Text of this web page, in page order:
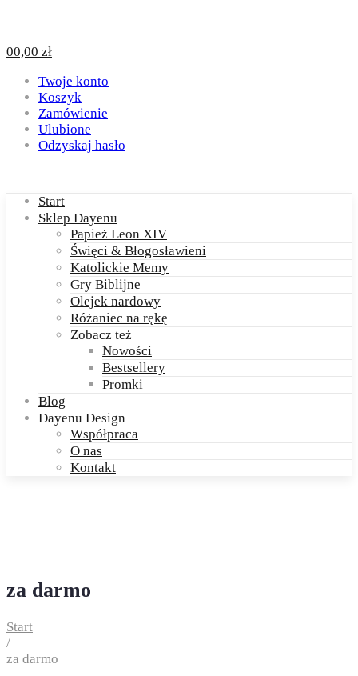
00,00 zł
Twoje konto
Koszyk
Zamówienie
Ulubione
Odzyskaj hasło
Start
Sklep Dayenu
Papież Leon XIV
Święci & Błogosławieni
Katolickie Memy
Gry Biblijne
Olejek nardowy
Różaniec na rękę
Zobacz też
Nowości
Bestsellery
Promki
Blog
Dayenu Design
Współpraca
O nas
Kontakt
za darmo
Start
/
za darmo